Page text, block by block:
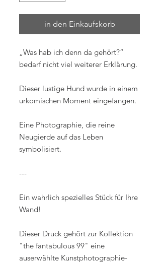
in den Einkaufskorb
„Was hab ich denn da gehört?“
bedarf nicht viel weiterer Erklärung.
Dieser lustige Hund wurde in einem
urkomischen Moment eingefangen.
Eine Photographie, die reine
Neugierde auf das Leben
symbolisiert.
---
Ein wahrlich spezielles Stück für Ihre
Wand!
Dieser Druck gehört zur Kollektion
"the fantabulous 99" eine
auserwählte Kunstphotographie-